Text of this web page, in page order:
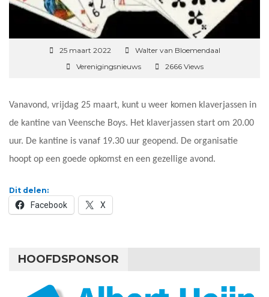
25 maart 2022
Walter van Bloemendaal
Verenigingsnieuws
2666 Views
Vanavond, vrijdag 25 maart, kunt u weer komen klaverjassen in
de kantine van Veensche Boys. Het klaverjassen start om 20.00
uur. De kantine is vanaf 19.30 uur geopend. De organisatie
hoopt op een goede opkomst en een gezellige avond.
Dit delen:
Facebook X
HOOFDSPONSOR